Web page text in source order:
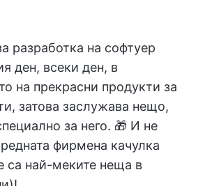
разработка на софтуер
ден, всеки ден, в
на прекрасни продукти за
затова заслужава нещо,
за него. 🎁 И не
фирмена качулка
са най-меките неща в